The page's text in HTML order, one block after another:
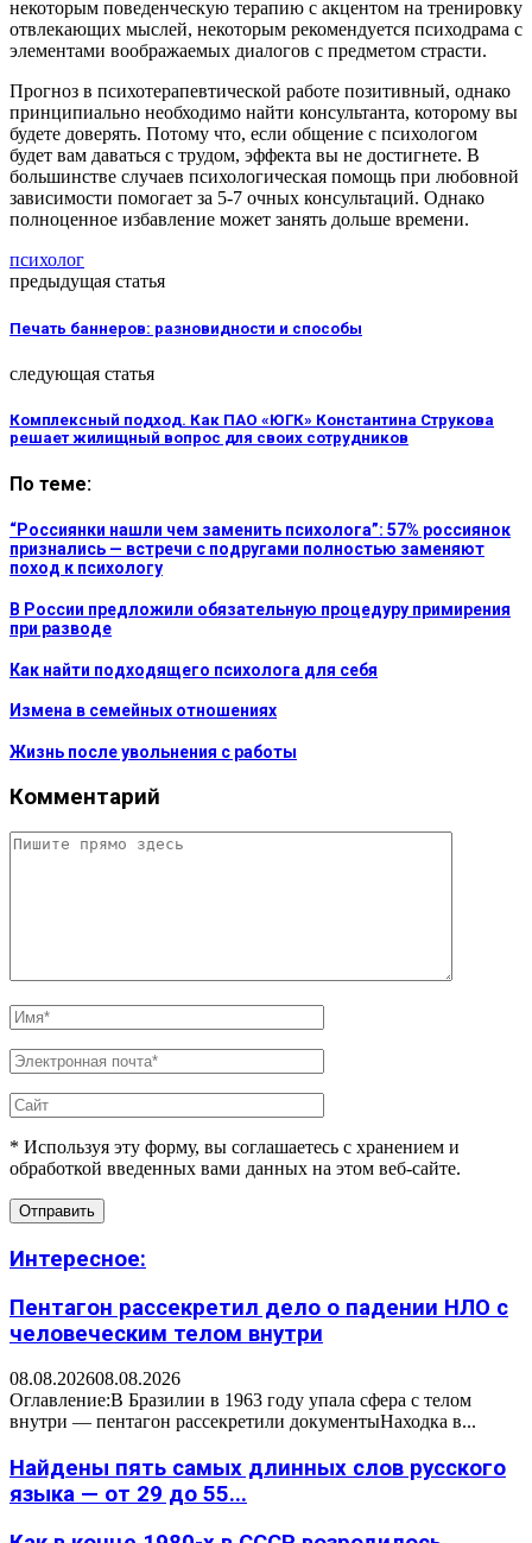
некоторым поведенческую терапию с акцентом на тренировку
отвлекающих мыслей, некоторым рекомендуется психодрама с
элементами воображаемых диалогов с предметом страсти.
Прогноз в психотерапевтической работе позитивный, однако
принципиально необходимо найти консультанта, которому вы
будете доверять. Потому что, если общение с психологом
будет вам даваться с трудом, эффекта вы не достигнете. В
большинстве случаев психологическая помощь при любовной
зависимости помогает за 5-7 очных консультаций. Однако
полноценное избавление может занять дольше времени.
психолог
предыдущая статья
Печать баннеров: разновидности и способы
следующая статья
Комплексный подход. Как ПАО «ЮГК» Константина Струкова
решает жилищный вопрос для своих сотрудников
По теме:
“Россиянки нашли чем заменить психолога”: 57% россиянок
признались — встречи с подругами полностью заменяют
поход к психологу
В России предложили обязательную процедуру примирения
при разводе
Как найти подходящего психолога для себя
Измена в семейных отношениях
Жизнь после увольнения с работы
Комментарий
* Используя эту форму, вы соглашаетесь с хранением и
обработкой введенных вами данных на этом веб-сайте.
Интересное:
Пентагон рассекретил дело о падении НЛО с
человеческим телом внутри
08.08.202608.08.2026
Оглавление:В Бразилии в 1963 году упала сфера с телом
внутри — пентагон рассекретили документыНаходка в...
Найдены пять самых длинных слов русского
языка — от 29 до 55...